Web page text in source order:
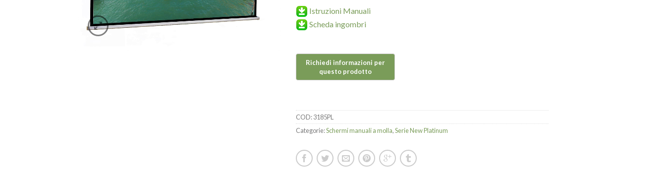
Istruzioni Manuali
Scheda ingombri
COD:3185PL
Categorie:Schermi manuali a molla,Serie New Platinum